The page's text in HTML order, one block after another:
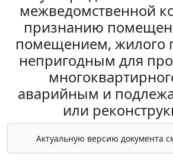
межведомственной
признанию
помещением, жилого
непригодным для
аварийным и
или
Актуальную версию документа